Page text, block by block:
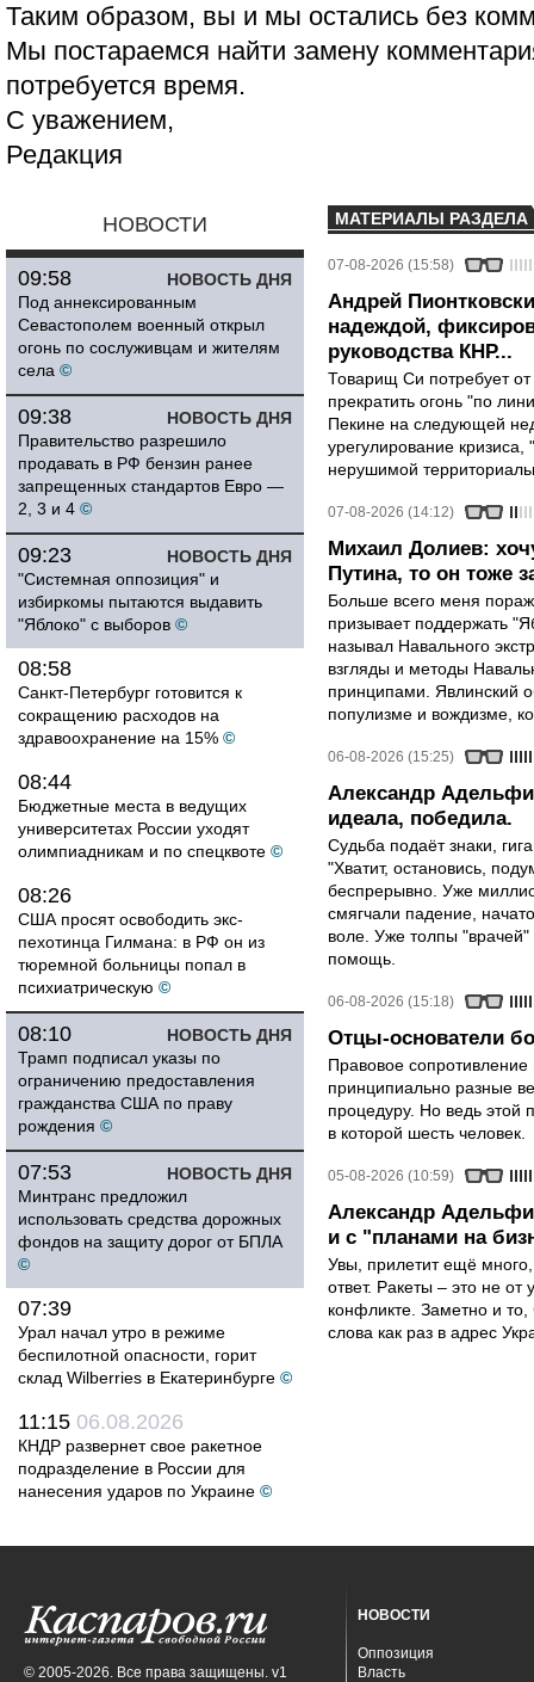
Таким образом, вы и мы остались без
Мы постараемся найти замену
потребуется время.
С уважением,
Редакция
НОВОСТИ
НОВОСТЬ ДНЯ
09:58
Под аннексированным
Севастополем военный открыл
огонь по сослуживцам и жителям
села ©
НОВОСТЬ ДНЯ
09:38
Правительство разрешило
продавать в РФ бензин ранее
запрещенных стандартов Евро —
2, 3 и 4 ©
НОВОСТЬ ДНЯ
09:23
"Системная оппозиция" и
избиркомы пытаются выдавить
"Яблоко" с выборов ©
08:58
Санкт-Петербург готовится к
сокращению расходов на
здравоохранение на 15% ©
08:44
Бюджетные места в ведущих
университетах России уходят
олимпиадникам и по спецквоте ©
08:26
США просят освободить экс-
пехотинца Гилмана: в РФ он из
тюремной больницы попал в
психиатрическую ©
НОВОСТЬ ДНЯ
08:10
Трамп подписал указы по
ограничению предоставления
гражданства США по праву
рождения ©
НОВОСТЬ ДНЯ
07:53
Минтранс предложил
использовать средства дорожных
фондов на защиту дорог от БПЛА
©
07:39
Урал начал утро в режиме
беспилотной опасности, горит
склад Wilberries в Екатеринбурге ©
11:15 06.08.2026
КНДР развернет свое ракетное
подразделение в России для
нанесения ударов по Украине ©
МАТЕРИАЛЫ РАЗДЕЛА
07-08-2026 (15:58)
Андрей
надеждой,
руководства КНР...
Товарищ Си потребует
прекратить огонь "по
Пекине на следующей
урегулирование
нерушимой
07-08-2026 (14:12)
Михаил Долиев:
Путина, то он тоже
Больше всего меня
призывает поддержать
называл Навального
взгляды и методы
принципами. Явлинский
популизме и вождизме,
06-08-2026 (15:25)
Александр
идеала, победила.
Судьба подаёт знаки,
"Хватит, остановись,
беспрерывно. Уже
смягчали падение,
воле. Уже толпы
помощь.
06-08-2026 (15:18)
Отцы-основатели
Правовое
принципиально разные
процедуру. Но ведь этой
в которой шесть человек.
05-08-2026 (10:59)
Александр
и с "планами на
Увы, прилетит ещё
ответ. Ракеты – это не от
конфликте. Заметно и
слова как раз в адрес
© 2005-2026. Все права защищены. v1
НОВОСТИ
Оппозиция
Власть